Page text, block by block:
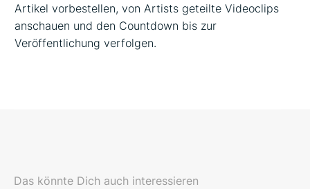
Artikel vorbestellen, von Artists geteilte Videoclips
anschauen und den Countdown bis zur
Veröffentlichung verfolgen.
Das könnte Dich auch interessieren